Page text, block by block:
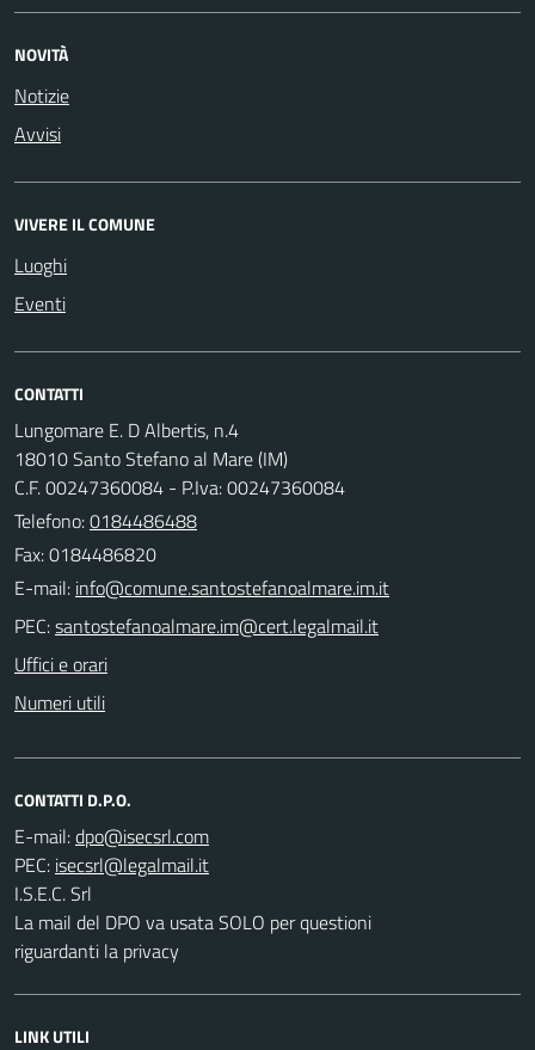
NOVITÀ
Notizie
Avvisi
VIVERE IL COMUNE
Luoghi
Eventi
CONTATTI
Lungomare E. D Albertis, n.4
18010 Santo Stefano al Mare (IM)
C.F. 00247360084 - P.Iva: 00247360084
Telefono:0184486488
Fax: 0184486820
E-mail:
PEC:
Uffici e orari
Numeri utili
CONTATTI D.P.O.
E-mail:
PEC:
I.S.E.C. Srl
La mail del DPO va usata SOLO per questioni
riguardanti la privacy
LINK UTILI